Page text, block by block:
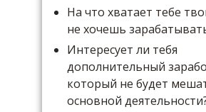
На что хватает тебе
не хочешь
Интересует ли тебя
дополнительный
который не будет
основной